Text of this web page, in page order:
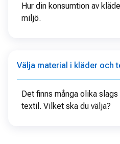
Hur din konsumtion av
miljö.
Välja material i kläder och
Det finns många olika
textil. Vilket ska du välja?